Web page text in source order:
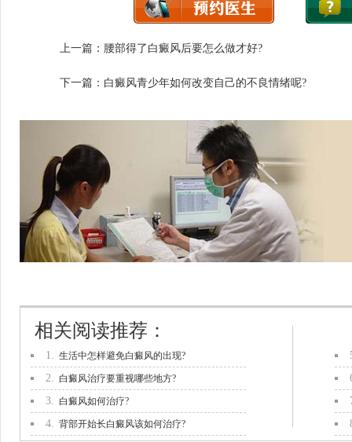
上一篇： 腰部得了白癜风后要怎么做才好?
下一篇： 白癜风青少年如何改变自己的不良情绪呢?
1. 生活中怎样避免白癜风的出现?
2. 白癜风治疗要重视哪些地方?
3. 白癜风如何治疗?
4. 背部开始长白癜风该如何治疗?
相关阅读推荐：